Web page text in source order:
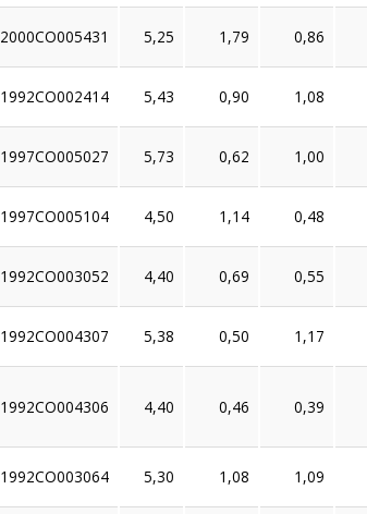
2000CO005431 5,25 1,79 0,86
1992CO002414 5,43 0,90 1,08
1997CO005027 5,73 0,62 1,00
1997CO005104 4,50 1,14 0,48
1992CO003052 4,40 0,69 0,55
1992CO004307 5,38 0,50 1,17
1992CO004306 4,40 0,46 0,39
1992CO003064 5,30 1,08 1,09